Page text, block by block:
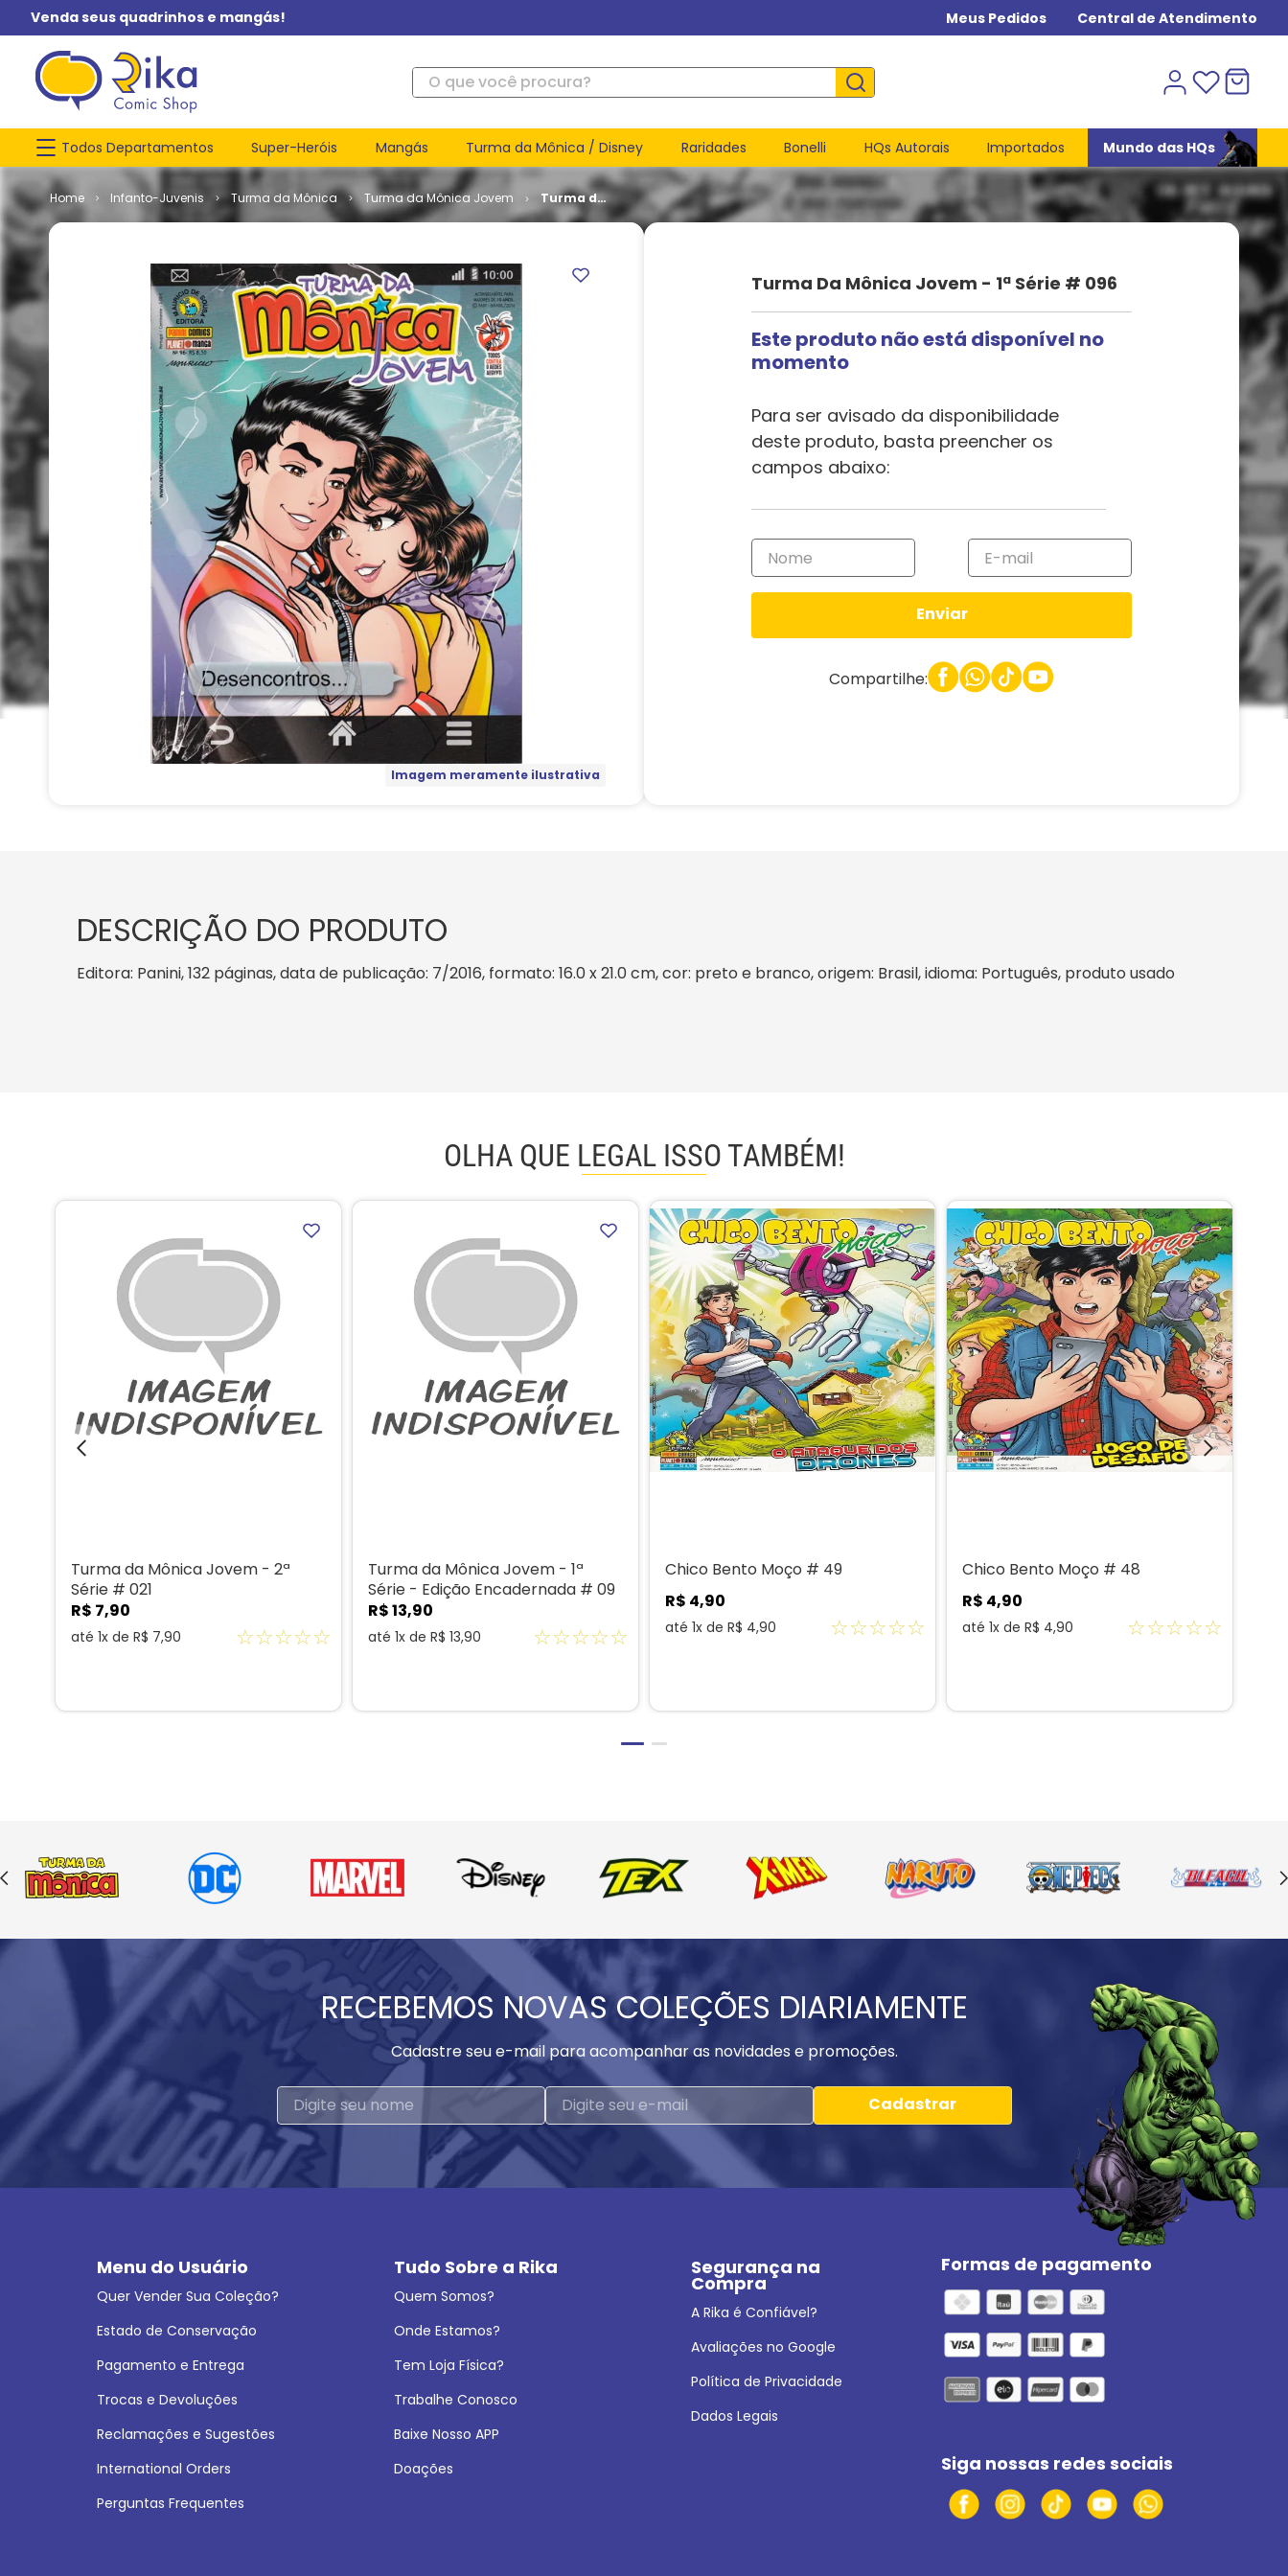
Venda seus quadrinhos e mangás! Meus Pedidos Central de Atendimento
O que você procura?
Todos Departamentos Super-Heróis Mangás Turma da Mônica / Disney Raridades Bonelli HQs Autorais Importados Mundo das HQs
Infanto-Juvenis Turma da Mônica Turma da Mônica Jovem
Turma da
Mônica
Imagem meramente ilustrativa
Turma Da Mônica Jovem - 1ª Série # 096
Este produto não está disponível no
momento
Para ser avisado da disponibilidade
deste produto, basta preencher os
campos abaixo:
Enviar
Compartilhe:
DESCRIÇÃO DO PRODUTO
Editora: Panini, 132 páginas, data de publicação: 7/2016, formato: 16.0 x 21.0 cm, cor: preto e branco, origem: Brasil, idioma: Português, produto usado
OLHA QUE LEGAL ISSO TAMBÉM!
Turma da Mônica Jovem - 2ª
Série # 021
R$ 7,90
até 1x de R$ 7,90 ☆☆☆☆☆
Turma da Mônica Jovem - 1ª
Série - Edição Encadernada # 09
R$13,90
até 1x de R$ 13,90 ☆☆☆☆☆
Chico Bento Moço # 49
R$ 4,90
até 1x de R$ 4,90 ☆☆☆☆☆
Chico Bento Moço # 48
R$ 4,90
até 1x de R$ 4,90 ☆☆☆☆☆
RECEBEMOS NOVAS COLEÇÕES DIARIAMENTE
Cadastre seu e-mail para acompanhar as novidades e promoções.
Cadastrar
Menu do Usuário
Quer Vender Sua Coleção?
Estado de Conservação
Pagamento e Entrega
Trocas e Devoluções
Reclamações e Sugestões
International Orders
Perguntas Frequentes
Tudo Sobre a Rika
Quem Somos?
Onde Estamos?
Tem Loja Física?
Trabalhe Conosco
Baixe Nosso APP
Doações
Segurança na
Compra
A Rika é Confiável?
Avaliações no Google
Política de Privacidade
Dados Legais
Formas de pagamento
Siga nossas redes sociais